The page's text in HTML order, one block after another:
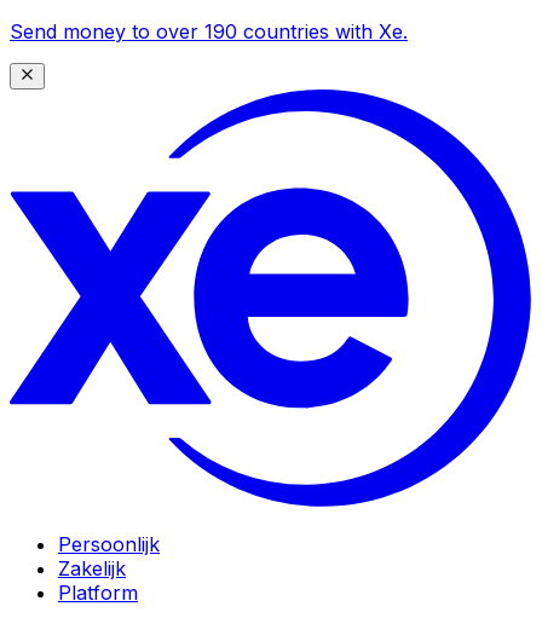
Send money to over 190 countries with Xe.
Persoonlijk
Zakelijk
Platform